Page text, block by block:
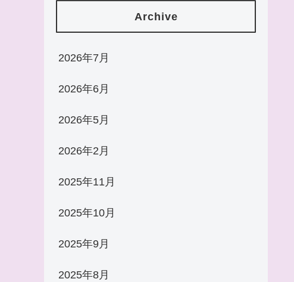
Archive
2026年7月
2026年6月
2026年5月
2026年2月
2025年11月
2025年10月
2025年9月
2025年8月